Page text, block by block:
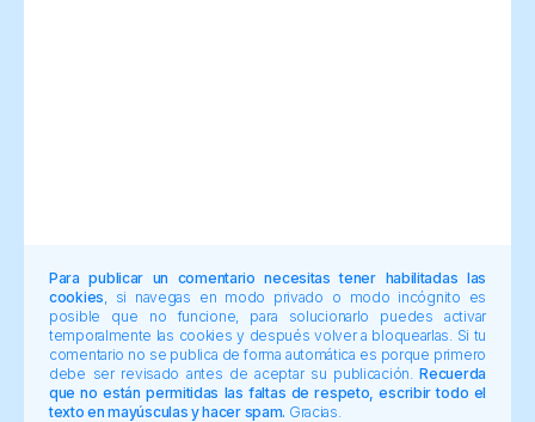
Para publicar un comentario necesitas tener habilitadas las
cookies , si navegas en modo privado o modo incógnito es
posible que no funcione, para solucionarlo puedes activar
temporalmente las cookies y después volver a bloquearlas. Si tu
comentario no se publica de forma automática es porque primero
debe ser revisado antes de aceptar su publicación.Recuerda
que no están permitidas las faltas de respeto, escribir todo el
texto en mayúsculas y hacer spam. Gracias.